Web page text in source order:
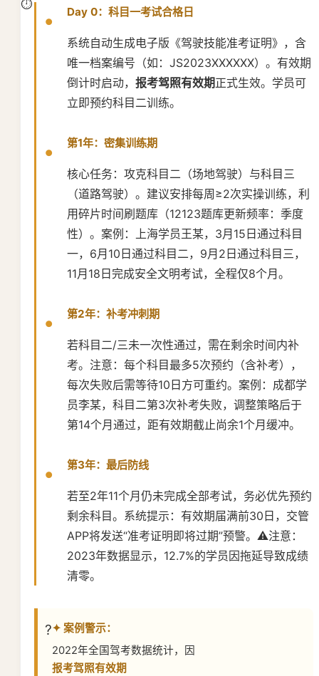
Day 0：科目一考试合格日
系统自动生成电子版《驾驶技能准考证明》，含
唯一档案编号（如：JS2023XXXXXX）。有效期
倒计时启动，报考驾照有效期正式生效。学员可
立即预约科目二训练。
第1年：密集训练期
核心任务：攻克科目二（场地驾驶）与科目三
（道路驾驶）。建议安排每周≥2次实操训练，利
用碎片时间刷题库（12123题库更新频率：季度
性）。案例：上海学员王某，3月15日通过科目
一，6月10日通过科目二，9月2日通过科目三，
11月18日完成安全文明考试，全程仅8个月。
第2年：补考冲刺期
若科目二/三未一次性通过，需在剩余时间内补
考。注意：每个科目最多5次预约（含补考），
每次失败后需等待10日方可重约。案例：成都学
员李某，科目二第3次补考失败，调整策略后于
第14个月通过，距有效期截止尚余1个月缓冲。
第3年：最后防线
若至2年11个月仍未完成全部考试，务必优先预约
剩余科目。系统提示：有效期届满前30日，交管
APP将发送“准考证明即将过期”预警。⚠️注意：
2023年数据显示，12.7%的学员因拖延导致成绩
清零。
✦ 案例警示：
2022年全国驾考数据统计，因
报考驾照有效期